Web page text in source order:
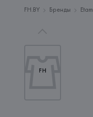
FH.BY Бренды Etam